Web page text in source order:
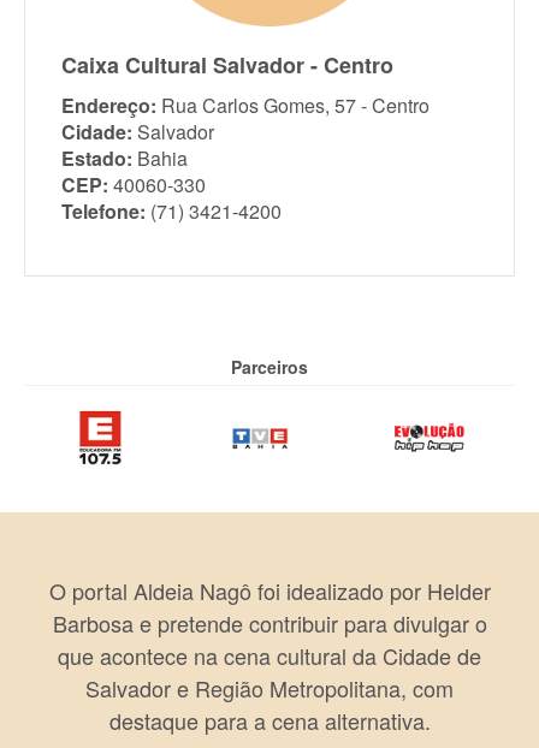
Caixa Cultural Salvador - Centro
Endereço: Rua Carlos Gomes, 57 - Centro
Cidade: Salvador
Estado: Bahia
CEP: 40060-330
Telefone: (71) 3421-4200
Parceiros
O portal Aldeia Nagô foi idealizado por Helder
Barbosa e pretende contribuir para divulgar o
que acontece na cena cultural da Cidade de
Salvador e Região Metropolitana, com
destaque para a cena alternativa.